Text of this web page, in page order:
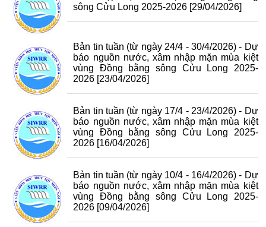
sông Cửu Long 2025-2026 [29/04/2026]
Bản tin tuần (từ ngày 24/4 - 30/4/2026) - Dự
báo nguồn nước, xâm nhập mặn mùa kiệt
vùng Đồng bằng sông Cửu Long 2025-
2026 [23/04/2026]
Bản tin tuần (từ ngày 17/4 - 23/4/2026) - Dự
báo nguồn nước, xâm nhập mặn mùa kiệt
vùng Đồng bằng sông Cửu Long 2025-
2026 [16/04/2026]
Bản tin tuần (từ ngày 10/4 - 16/4/2026) - Dự
báo nguồn nước, xâm nhập mặn mùa kiệt
vùng Đồng bằng sông Cửu Long 2025-
2026 [09/04/2026]